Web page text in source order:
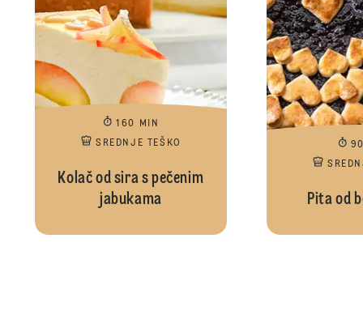
160 MIN
SREDNJE TEŠKO
Kolač od sira s pečenim
jabukama
Pita od